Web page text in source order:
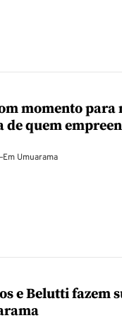
momento
de quem
Em Umuarama
e Belutti fazem